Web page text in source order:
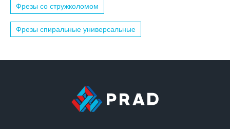
Фрезы со стружколомом
Фрезы спиральные универсальные